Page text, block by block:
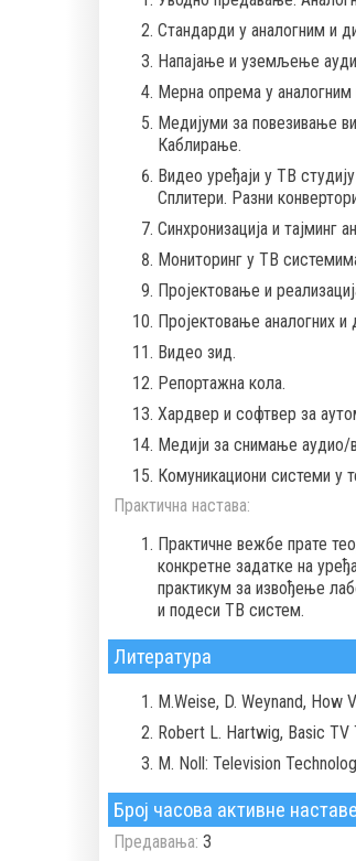
Стандарди у аналогним и
Напајање и уземљење
Мерна опрема у
Медијуми за повезивање
Каблирање.
Видео уређаји у ТВ
Сплитери. Разни
Синхронизација и тајминг
Мониторинг у ТВ
Пројектовање и
Пројектовање аналогних
Видео зид.
Репортажна кола.
Хардвер и софтвер за
Медији за снимање
Комуникациони системи у
Практична настава:
Практичне вежбе прате
конкретне задатке на
практикум за извођење
и подеси ТВ систем.
Литература
M.Weise, D. Weynand, How
Robert L. Hartwig, Basic
M. Noll: Television
Број часова активне
Предавања: 3